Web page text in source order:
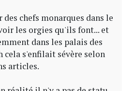
des chefs monarques dans le
les orgies qu'ils font... et
dans les palais des
cela s'enfilait sévère selon
articles.